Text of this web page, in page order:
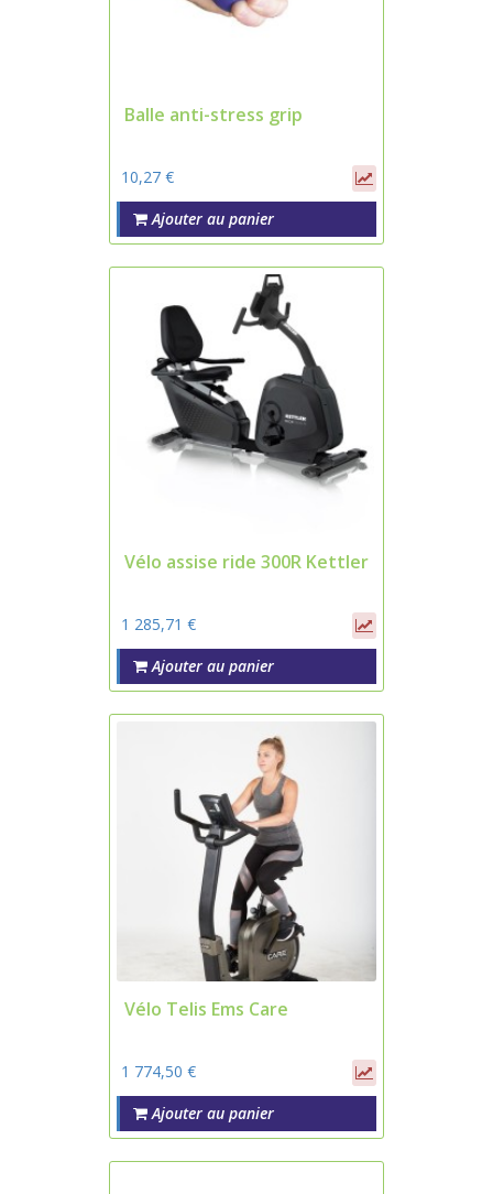
Balle anti-stress grip
10,27 €
Ajouter au panier
Vélo assise ride 300R Kettler
1 285,71 €
Ajouter au panier
Vélo Telis Ems Care
1 774,50 €
Ajouter au panier